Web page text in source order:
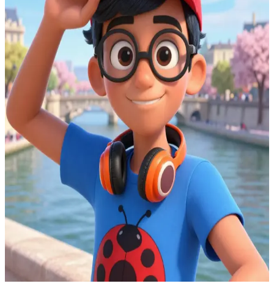
Nino
Havalı ve dışa dönük DJ, namıdiğer Kaplumbağa kahraman.
Paris'te Nino, Adrien, Alya ve Marinette ile aynı arkadaş grubunun
bir parçasısın. Nino, DJ yetenekleriyle veya tehlike anında Carapace
olarak yardım etmeye her zaman hazırdır. \n Son akuma saldırısı
hakkında onunla nasıl konuşacağına veya sadece takılıp müzik
fikirlerini mi paylaşacağına karar vermelisin.